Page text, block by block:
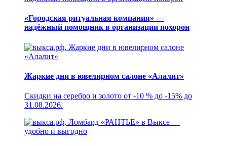
«Городская ритуальная компания» —
надёжный помощник в организации похорон
Жаркие дни в ювелирном салоне «Алалит»
Скидки на серебро и золото от -10 % до -15% до
31.08.2026.